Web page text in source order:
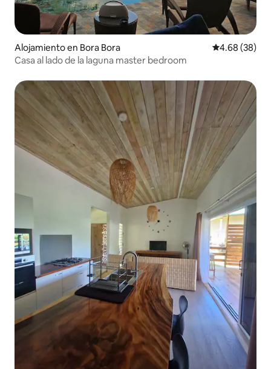
Alojamiento en Bora Bora Calificación
4.68 (38)
Casa al lado de la laguna master bedroom